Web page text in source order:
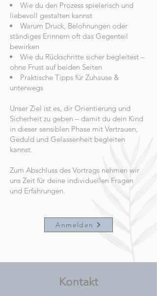
Wie du den Prozess spielerisch und
liebevoll gestalten kannst
Warum Druck, Belohnungen oder
ständiges Erinnern oft das Gegenteil
bewirken
Wie du Rückschritte sicher begleitest –
ohne Frust auf beiden Seiten
Praktische Tipps für Zuhause &
unterwegs
Unser Ziel ist es, dir Orientierung und
Sicherheit zu geben – damit du dein Kind
in dieser sensiblen Phase mit Vertrauen,
Geduld und Gelassenheit begleiten
kannst.
Zum Abschluss des Vortrags nehmen wir
uns Zeit für deine individuellen Fragen
und Erfahrungen.
Anmelden
Kontakt